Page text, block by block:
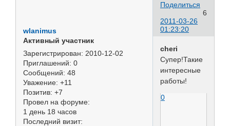
Поделиться
6
2011-03-26
01:23:20
wlanimus
Активный участник
Зарегистрирован: 2010-12-02
Приглашений: 0
Сообщений: 48
Уважение: +11
Позитив: +7
Провел на форуме:
1 день 18 часов
Последний визит:
cheri
Супер!Такие
интересные
работы!
0